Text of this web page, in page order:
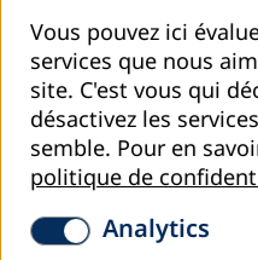
Register
Vous pouvez ici
services que nous
site. C'est vous qui
désactivez les
semble. Pour en
politique de
Analytics